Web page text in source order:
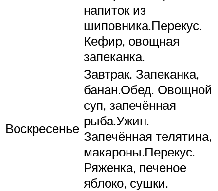
напиток из
шиповника.Перекус.
Кефир, овощная
запеканка.
Воскресенье
Завтрак. Запеканка,
банан.Обед. Овощной
суп, запечённая
рыба.Ужин.
Запечённая телятина,
макароны.Перекус.
Ряженка, печеное
яблоко, сушки.